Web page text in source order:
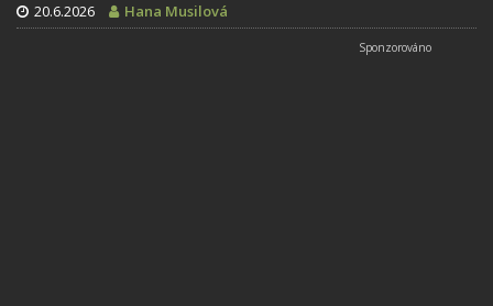
20.6.2026 Hana Musilová